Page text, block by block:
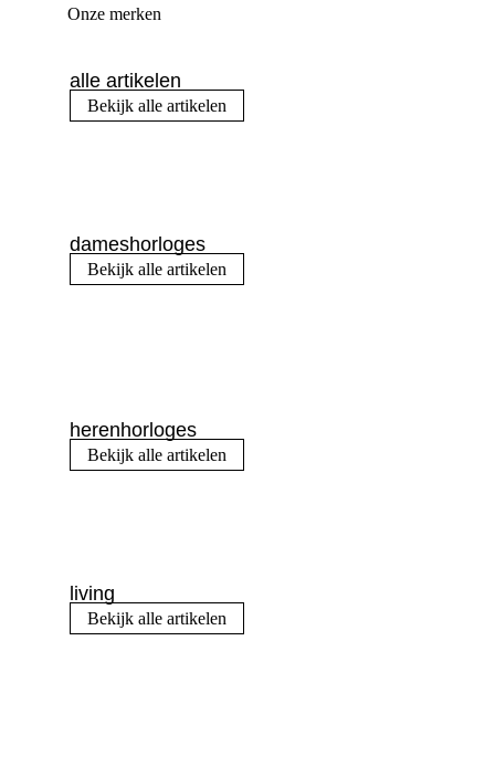
Onze merken
alle artikelen
Bekijk alle artikelen
dameshorloges
Bekijk alle artikelen
herenhorloges
Bekijk alle artikelen
living
Bekijk alle artikelen